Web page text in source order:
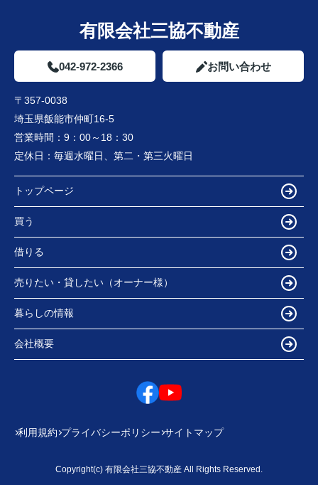
有限会社三協不動産
042-972-2366 お問い合わせ
〒357-0038
埼玉県飯能市仲町16-5
営業時間： 9：00～18：30
定休日： 毎週水曜日、第二・第三火曜日
トップページ
買う
借りる
売りたい・貸したい（オーナー様）
暮らしの情報
会社概要
利用規約 プライバシーポリシー サイトマップ
Copyright(c) 有限会社三協不動産 All Rights Reserved.